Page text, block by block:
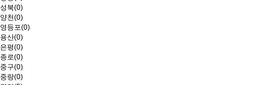
성북(0)
양천(0)
영등포(0)
용산(0)
은평(0)
종로(0)
중구(0)
중랑(0)